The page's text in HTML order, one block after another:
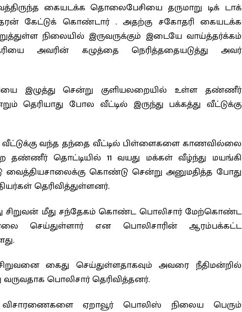
கையடக்க தொலைபேசியை தருமாறு டிக் டாக்
கேட்டுக் கொண்டார் . அதற்கு சகோதரி கையடக்க
நிலையில் இருவருக்கும் இடையே வாய்த்தர்க்கம்
அவரின் கழுத்தை நெரித்ததையடுத்து அவர்
இழுத்து சென்று குளியலறையில் உள்ள தண்ணீர்
தெரியாது போல வீட்டில் இருந்து பக்கத்து வீட்டுக்கு
வீட்டுக்கு வந்த தந்தை வீட்டில் பிள்ளைகளை காணவில்லை
தண்ணீர் தொட்டியில் 11 வயது மக்கள் வீழ்ந்து மயங்கி
வைத்தியசாலைக்கு கொண்டு சென்று அனுமதித்த போது
தெரிவித்துள்ளனர்.
சிறுவன் மீது சந்தேகம் கொண்ட பொலிசார் மேற்கொண்ட
செய்துள்ளார் என பொலிசாரின் ஆரம்பக்கட்ட
கைது செய்துள்ளதாகவும் அவரை நீதிமன்றில்
வருவதாக பொலிசார் தெரிவித்தனர்.
ஏறாவூர் பொலிஸ் நிலைய பெரும்